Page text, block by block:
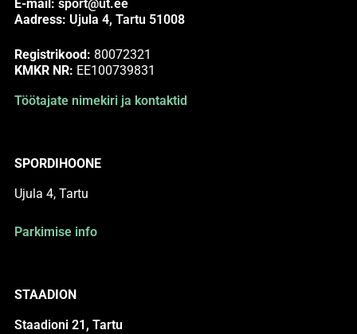
E-mail: sport@ut.ee
Aadress: Ujula 4, Tartu 51008
Registrikood: 80072321
KMKR NR: EE100739831
Töötajate nimekiri ja kontaktid
SPORDIHOONE
Ujula 4, Tartu
Parkimise info
STAADION
Staadioni 21, Tartu